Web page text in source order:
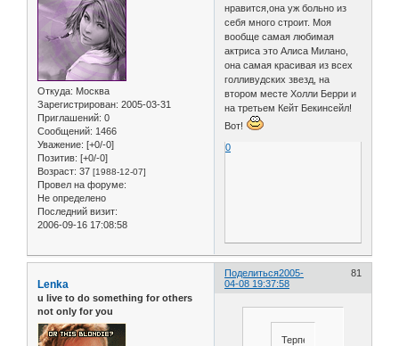
Откуда: Москва
Зарегистрирован: 2005-03-31
Приглашений: 0
Сообщений: 1466
Уважение: [+0/-0]
Позитив: [+0/-0]
Возраст: 37 [1988-12-07]
Провел на форуме:
Не определено
Последний визит:
2006-09-16 17:08:58
нравится,она уж больно из
себя много строит. Моя
вообще самая любимая
актриса это Алиса Милано,
она самая красивая из всех
голливудских звезд, на
втором месте Холли Берри и
на третьем Кейт Бекинсейл!
Вот!
0
Поделиться 81
2005-
04-08 19:37:58
Lenka
u live to do something for others
not only for you
Терпеть